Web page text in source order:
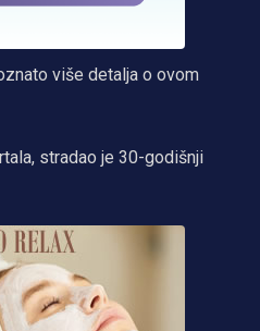
više detalja o ovom
stradao je 30-godišnji